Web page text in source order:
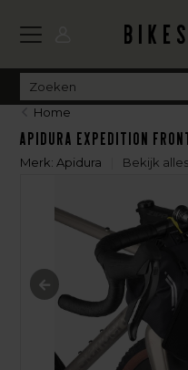
Home
Apidura Expedition
Merk: Apidura Bekijk